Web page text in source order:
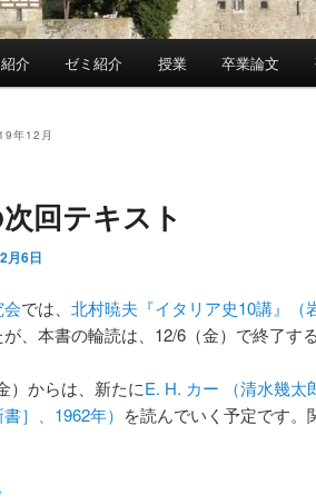
介 ゼミ紹介 授業 卒業論文
年12月
回テキスト
月6日
では、 北村暁夫『イタリア史10講』（
、本書の輪読は、12/6（金）で終了する
）からは、新たにE. H. カー （清水幾太
］、1962年） を読んでいく予定です。